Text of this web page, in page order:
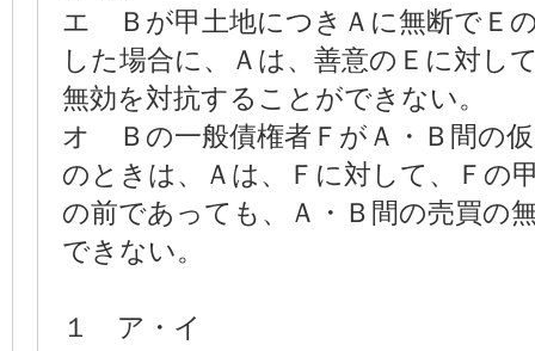
エ Ｂが甲土地につきＡに無断でＥ
した場合に、Ａは、善意のＥに対し
無効を対抗することができない。
オ Ｂの一般債権者ＦがＡ・Ｂ間の
のときは、Ａは、Ｆに対して、Ｆの
の前であっても、Ａ・Ｂ間の売買の
できない。
１ ア・イ